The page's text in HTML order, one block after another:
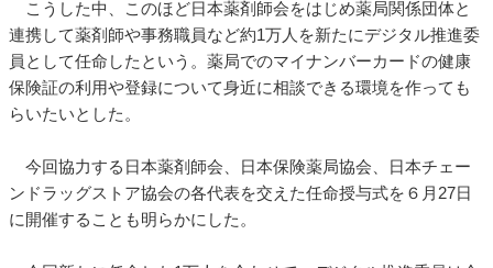
こうした中、このほど日本薬剤師会をはじめ薬局関係団体と
連携して薬剤師や事務職員など約1万人を新たにデジタル推進委
員として任命したという。薬局でのマイナンバーカードの健康
保険証の利用や登録について身近に相談できる環境を作っても
らいたいとした。
今回協力する日本薬剤師会、日本保険薬局協会、日本チェー
ンドラッグストア協会の各代表を交えた任命授与式を６月27日
に開催することも明らかにした。